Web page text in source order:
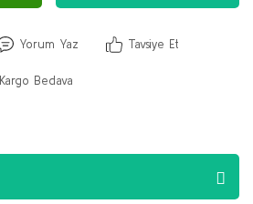
Yorum Yaz Tavsiye Et
Kargo Bedava